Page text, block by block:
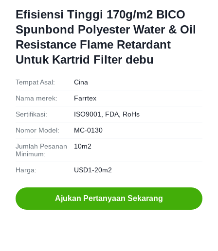
Efisiensi Tinggi 170g/m2 BICO
Spunbond Polyester Water & Oil
Resistance Flame Retardant
Untuk Kartrid Filter debu
Tempat Asal: Cina
Nama merek: Farrtex
Sertifikasi: ISO9001, FDA, RoHs
Nomor Model: MC-0130
Jumlah Pesanan
Minimum:
10m2
Harga: USD1-20m2
Ajukan Pertanyaan Sekarang